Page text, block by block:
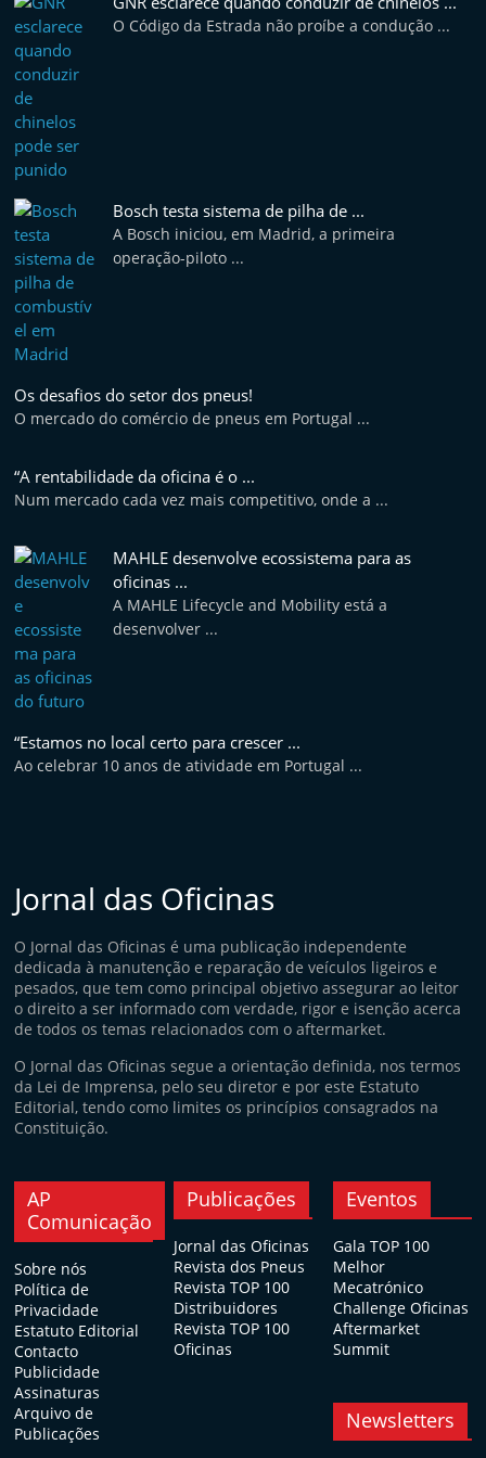
O Código da Estrada não proíbe a condução ...
Bosch testa sistema de pilha de ...
A Bosch iniciou, em Madrid, a primeira
operação-piloto ...
Os desafios do setor dos pneus!
O mercado do comércio de pneus em Portugal ...
“A rentabilidade da oficina é o ...
Num mercado cada vez mais competitivo, onde a ...
MAHLE desenvolve ecossistema para as
oficinas ...
A MAHLE Lifecycle and Mobility está a
desenvolver ...
“Estamos no local certo para crescer ...
Ao celebrar 10 anos de atividade em Portugal ...
Jornal das Oficinas
O Jornal das Oficinas é uma publicação independente
dedicada à manutenção e reparação de veículos ligeiros e
pesados, que tem como principal objetivo assegurar ao leitor
o direito a ser informado com verdade, rigor e isenção acerca
de todos os temas relacionados com o aftermarket.
O Jornal das Oficinas segue a orientação definida, nos termos
da Lei de Imprensa, pelo seu diretor e por este Estatuto
Editorial, tendo como limites os princípios consagrados na
Constituição.
AP
Comunicação
Sobre nós
Política de
Privacidade
Estatuto Editorial
Contacto
Publicidade
Assinaturas
Arquivo de
Publicações
Publicações
Jornal das Oficinas
Revista dos Pneus
Revista TOP 100
Distribuidores
Revista TOP 100
Oficinas
Eventos
Gala TOP 100
Melhor
Mecatrónico
Challenge Oficinas
Aftermarket
Summit
Newsletters